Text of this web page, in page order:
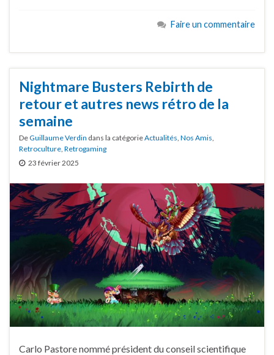
Faire un commentaire
Nightmare Busters Rebirth de
retour et autres news rétro de la
semaine
DeGuillaume Verdin dans la catégorieActualités Nos Amis
Retroculture Retrogaming
23 février 2025
Carlo Pastore nommé président du conseil scientifique